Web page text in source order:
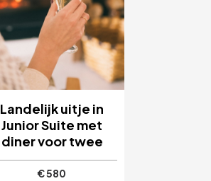
Landelijk uitje in
Junior Suite met
diner voor twee
€ 580